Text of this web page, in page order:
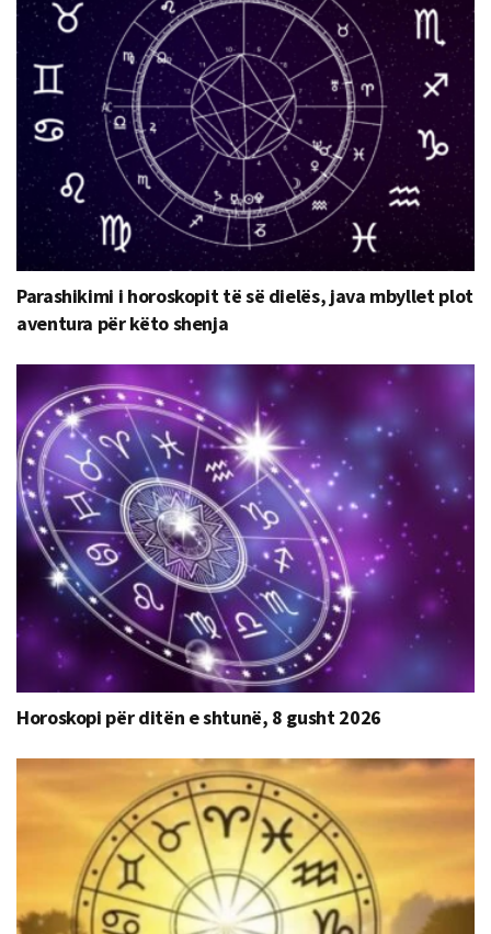
Parashikimi i horoskopit të së dielës, java mbyllet plot
aventura për këto shenja
Horoskopi për ditën e shtunë, 8 gusht 2026